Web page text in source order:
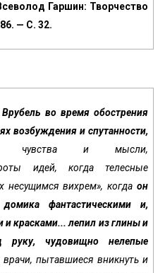
Гаршин: Творчество
— С. 32.
во вре­мя обострения
воз­буждения и спутанности,
чув­ства и мысли,
идей, когда телесные
несу­щимся вихрем», когда он
фантастическими и,
красками... лепил из глины и
руку, чудовищно нелепые
пытавшиеся вникнуть и